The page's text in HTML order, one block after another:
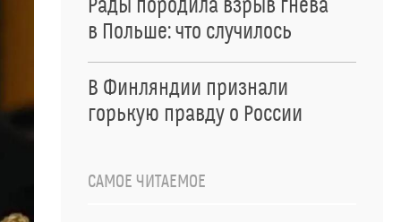
Рады породила взрыв гнева
в Польше: что случилось
В Финляндии признали
горькую правду о России
САМОЕ ЧИТАЕМОЕ